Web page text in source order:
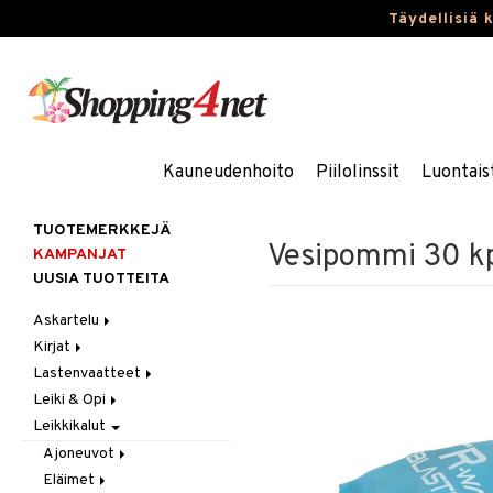
Täydellisiä
Kauneudenhoito Piilolinssit
Vesipommi 30
TUOTEMERKKEJÄ
KAMPANJAT
UUSIA TUOTTEITA
Askartelu
Askartelumateriaalit
Askartelusetti
Helmet
Koulutarvikkeet
Muovailuvaha
Piirrä ja maalaa
Kirjat
Askartelukirjat
Maalauskirjat
Päiväkirjat
Lastenvaatteet
Alaosat
Leggingsit
Alusvaatteet & Sukat
Kengät
Mekot
Leiki & Opi
Opetuslelut
Oppimispelit
Soittimet
Leikkikalut
Ajoneuvot
Autoradat
Eläimet